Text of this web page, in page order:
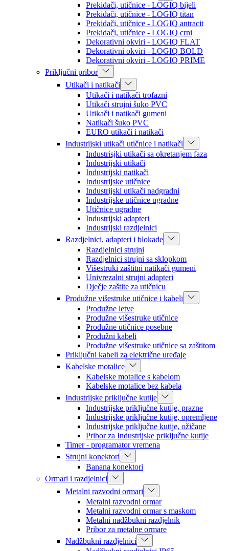
Prekidači, utičnice - LOGIQ bijeli
Prekidači, utičnice - LOGIQ titan
Prekidači, utičnice - LOGIQ antracit
Prekidači, utičnice - LOGIQ crni
Dekorativni okviri - LOGIQ FLAT
Dekorativni okviri - LOGIQ BOLD
Dekorativni okviri - LOGIQ PRIME
Priključni pribor
Utikači i natikači
Utikači i natikači trofazni
Utikači strujni šuko PVC
Utikači i natikači gumeni
Natikači šuko PVC
EURO utikači i natikači
Industrijski utikači utičnice i natikači
Industrisjki utikači sa okretanjem faza
Industrijski utikači
Industrijski natikači
Industrijske utičnice
Industrijski utikači nadgradni
Industrijske utičnice ugradne
Utičnice ugradne
Industrijski adapteri
Industrijski razdjelnici
Razdjelnici, adapteri i blokade
Razdjelnici strujni
Razdjelnici strujni sa sklopkom
Višestruki zaštitni natikači gumeni
Univrezalni strujni adapteri
Dječje zaštite za utičnicu
Produžne višestruke utičnice i kabeli
Produžne letve
Produžne višestruke utičnice
Produžne utičnice posebne
Produžni kabeli
Produžne višestruke utičnice sa zaštitom
Priključni kabeli za električne uređaje
Kabelske motalice
Kabelske motalice s kabelom
Kabelske motalice bez kabela
Industrijske priključne kutije
Industrijske priključne kutije, prazne
Industrijske priključne kutije, opremljene
Industrijske priključne kutije, ožičane
Pribor za Industrijske priključne kutije
Timer - programator vremena
Strujni konektori
Banana konektori
Ormari i razdjelnici
Metalni razvodni ormari
Metalni razvodni ormar
Metalni razvodni ormar s maskom
Metalni nadžbukni razdjelnik
Pribor za metalne ormare
Nadžbukni razdjelnici